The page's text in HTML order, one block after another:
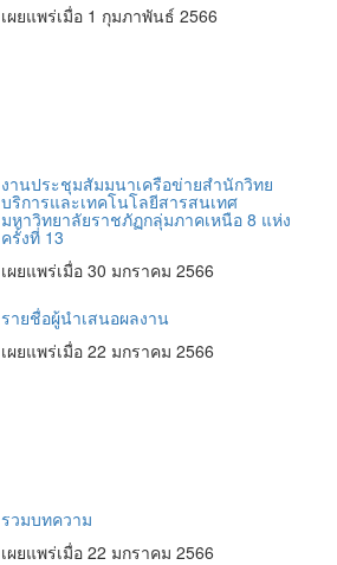
เผยแพร่เมื่อ 1 กุมภาพันธ์ 2566
งานประชุมสัมมนาเครือข่ายสำนักวิทย
บริการและเทคโนโลยีสารสนเทศ
มหาวิทยาลัยราชภัฏกลุ่มภาคเหนือ 8 แห่ง
ครั้งที่ 13
เผยแพร่เมื่อ 30 มกราคม 2566
รายชื่อผู้นำเสนอผลงาน
เผยแพร่เมื่อ 22 มกราคม 2566
รวมบทความ
เผยแพร่เมื่อ 22 มกราคม 2566